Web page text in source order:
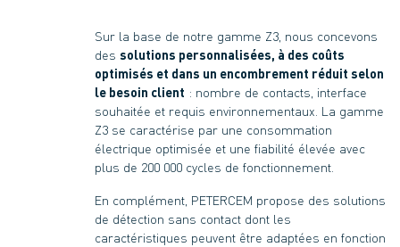
Sur la base de notre gamme Z3, nous concevons
des solutions personnalisées, à des coûts
optimisés et dans un encombrement réduit selon
le besoin client : nombre de contacts, interface
souhaitée et requis environnementaux. La gamme
Z3 se caractérise par une consommation
électrique optimisée et une fiabilité élevée avec
plus de 200 000 cycles de fonctionnement.
En complément, PETERCEM propose des solutions
de détection sans contact dont les
caractéristiques peuvent être adaptées en fonction